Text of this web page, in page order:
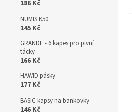
186 Kč
NUMIS K50
145 Kč
GRANDE - 6 kapes pro pivní
tácky
166 Kč
HAWID pásky
177 Kč
BASIC kapsy na bankovky
146 Kč